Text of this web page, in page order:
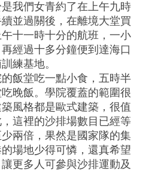
我們女青約了在上午九時
並過關後，在離境大堂買
十一時十分的航班，一小
經過十多分鐘便到達海口
練基地。
飯堂吃一點小食，五時半
晚飯。學院覆蓋的範圍很
風格都是歐式建築，很值
這裡的沙排場數目已經等
兩倍，果然是國家隊的集
場地少得可憐，還真希望
更多人可參與沙排運動及